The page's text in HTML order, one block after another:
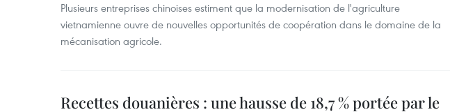
Plusieurs entreprises chinoises estiment que la modernisation de l'agriculture
vietnamienne ouvre de nouvelles opportunités de coopération dans le domaine de la
mécanisation agricole.
Recettes douanières : une hausse de 18,7 % portée par le